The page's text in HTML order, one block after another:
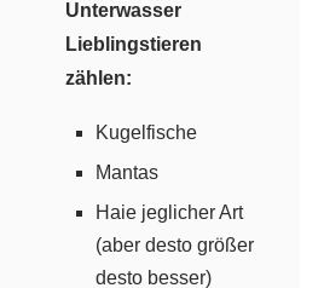
Unterwasser
Lieblingstieren
zählen:
Kugelfische
Mantas
Haie jeglicher Art
(aber desto größer
desto besser)